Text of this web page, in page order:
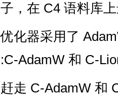
子，在 C4 语料库
优化器采用了
:C-AdamW 和 C-
赶走 C-AdamW 和